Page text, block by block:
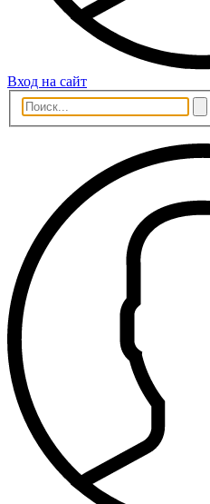
Вход на сайт